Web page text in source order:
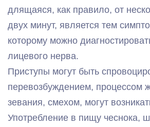
длящаяся, как правило, от
двух минут, является тем
которому можно
лицевого нерва.
Приступы могут быть
перевозбуждением, процессом
зевания, смехом, могут
Употребление в пищу чеснока,